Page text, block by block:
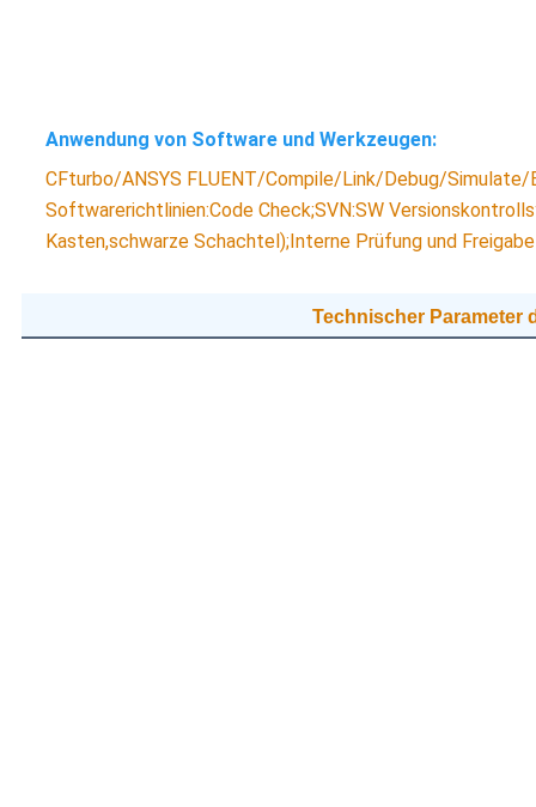
Anwendung von Software und Werkzeugen:
CFturbo/ANSYS FLUENT/Compile/Link/Debug/
Softwarerichtlinien:Code Check;SVN:SW
Kasten,schwarze Schachtel);Interne Prüfung und Freigabe
Technischer Parameter